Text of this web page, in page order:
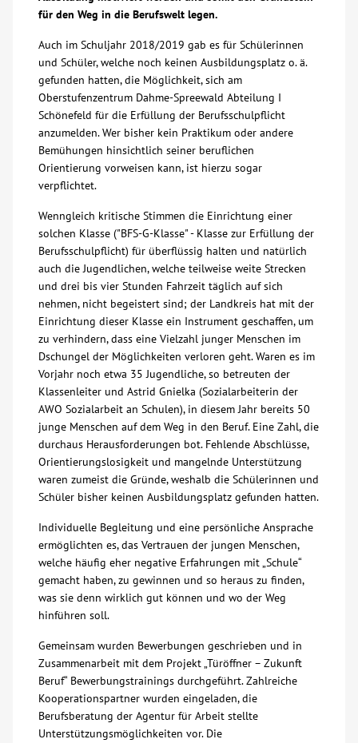
Veranstaltungen
Spenden
Mitmachen
Karriere
Ausbildung
Glossar
Suche
Kontakt
AWO BB Süd
für den Weg in die Berufswelt legen.
Auch im Schuljahr 2018/2019 gab es für Schülerinnen
und Schüler, welche noch keinen Ausbildungsplatz o. ä.
gefunden hatten, die Möglichkeit, sich am
Oberstufenzentrum Dahme-Spreewald Abteilung I
Schönefeld für die Erfüllung der Berufsschulpflicht
anzumelden. Wer bisher kein Praktikum oder andere
Bemühungen hinsichtlich seiner beruflichen
Orientierung vorweisen kann, ist hierzu sogar
verpflichtet.
Wenngleich kritische Stimmen die Einrichtung einer
solchen Klasse ("BFS-G-Klasse" - Klasse zur Erfüllung der
Berufsschulpflicht) für überflüssig halten und natürlich
auch die Jugendlichen, welche teilweise weite Strecken
und drei bis vier Stunden Fahrzeit täglich auf sich
nehmen, nicht begeistert sind; der Landkreis hat mit der
Einrichtung dieser Klasse ein Instrument geschaffen, um
zu verhindern, dass eine Vielzahl junger Menschen im
Dschungel der Möglichkeiten verloren geht. Waren es im
Vorjahr noch etwa 35 Jugendliche, so betreuten der
Klassenleiter und Astrid Gnielka (Sozialarbeiterin der
AWO Sozialarbeit an Schulen), in diesem Jahr bereits 50
junge Menschen auf dem Weg in den Beruf. Eine Zahl, die
durchaus Herausforderungen bot. Fehlende Abschlüsse,
Orientierungslosigkeit und mangelnde Unterstützung
waren zumeist die Gründe, weshalb die Schülerinnen und
Schüler bisher keinen Ausbildungsplatz gefunden hatten.
Individuelle Begleitung und eine persönliche Ansprache
ermöglichten es, das Vertrauen der jungen Menschen,
welche häufig eher negative Erfahrungen mit „Schule“
gemacht haben, zu gewinnen und so heraus zu finden,
was sie denn wirklich gut können und wo der Weg
hinführen soll.
Gemeinsam wurden Bewerbungen geschrieben und in
Zusammenarbeit mit dem Projekt „Türöffner – Zukunft
Beruf“ Bewerbungstrainings durchgeführt. Zahlreiche
Kooperationspartner wurden eingeladen, die
Berufsberatung der Agentur für Arbeit stellte
Unterstützungsmöglichkeiten vor. Die